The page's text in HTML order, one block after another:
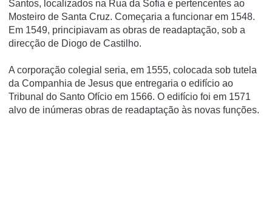
Santos, localizados na Rua da Sofia e pertencentes ao
Mosteiro de Santa Cruz. Começaria a funcionar em 1548.
Em 1549, principiavam as obras de readaptação, sob a
direcção de Diogo de Castilho.
A corporação colegial seria, em 1555, colocada sob tutela
da Companhia de Jesus que entregaria o edifício ao
Tribunal do Santo Ofício em 1566. O edifício foi em 1571
alvo de inúmeras obras de readaptação às novas funções.